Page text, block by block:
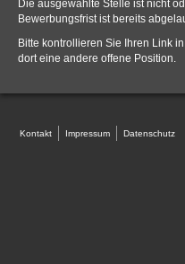
Die ausgewählte Stelle ist nicht
Bewerbungsfrist ist bereits
Bitte kontrollieren Sie Ihren Link
dort eine andere offene Position.
Kontakt Impressum Datenschutz